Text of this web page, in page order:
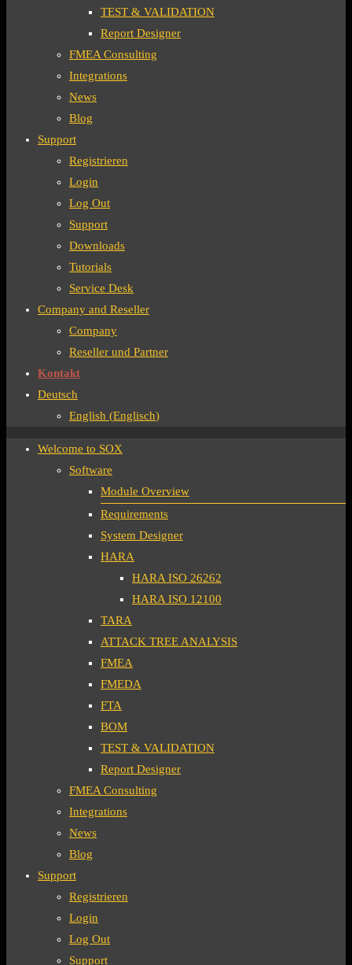
TEST & VALIDATION
Report Designer
FMEA Consulting
Integrations
News
Blog
Support
Registrieren
Login
Log Out
Support
Downloads
Tutorials
Service Desk
Company and Reseller
Company
Reseller und Partner
Kontakt
Deutsch
English (Englisch)
Welcome to SOX
Software
Module Overview
Requirements
System Designer
HARA
HARA ISO 26262
HARA ISO 12100
TARA
ATTACK TREE ANALYSIS
FMEA
FMEDA
FTA
BOM
TEST & VALIDATION
Report Designer
FMEA Consulting
Integrations
News
Blog
Support
Registrieren
Login
Log Out
Support